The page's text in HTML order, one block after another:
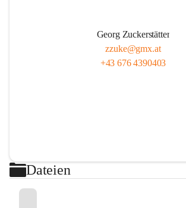
Georg Zuckerstätter
zzuke@gmx.at
+43 676 4390403
Dateien